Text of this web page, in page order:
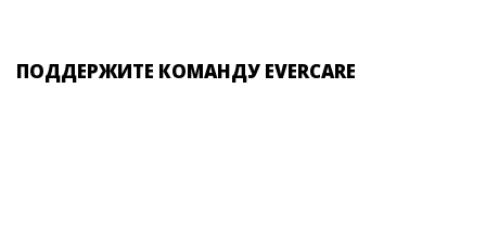
ПОДДЕРЖИТЕ КОМАНДУ EVERCARE